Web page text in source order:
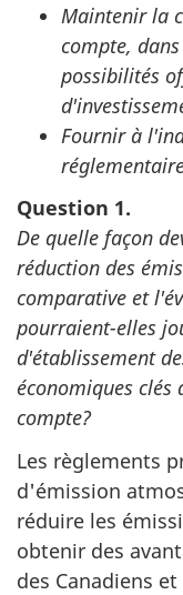
Maintenir la
compte,
possibilités
Fournir à
Question 1.
De quelle façon
réduction des
comparative et
pourraient-elles
d'établissement
économiques
compte?
Les règlements
d'émission
réduire les
obtenir des
des Canadiens